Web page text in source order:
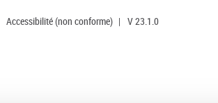
Accessibilité (non conforme) | V 23.1.0